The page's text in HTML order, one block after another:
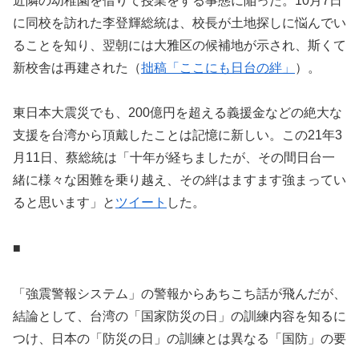
に同校を訪れた李登輝総統は、校長が土地探しに悩んでい
ることを知り、翌朝には大雅区の候補地が示され、斯くて
新校舎は再建された（拙稿 「ここにも日台の絆」 ）。
東日本大震災でも、200億円を超える義援金などの絶大な
支援を台湾から頂戴したことは記憶に新しい。この21年3
月11日、蔡総統は「十年が経ちましたが、その間日台一
緒に様々な困難を乗り越え、その絆はますます強まってい
ると思います」と ツイート した。
■
「強震警報システム」の警報からあちこち話が飛んだが、
結論として、台湾の「国家防災の日」の訓練内容を知るに
つけ、日本の「防災の日」の訓練とは異なる「国防」の要